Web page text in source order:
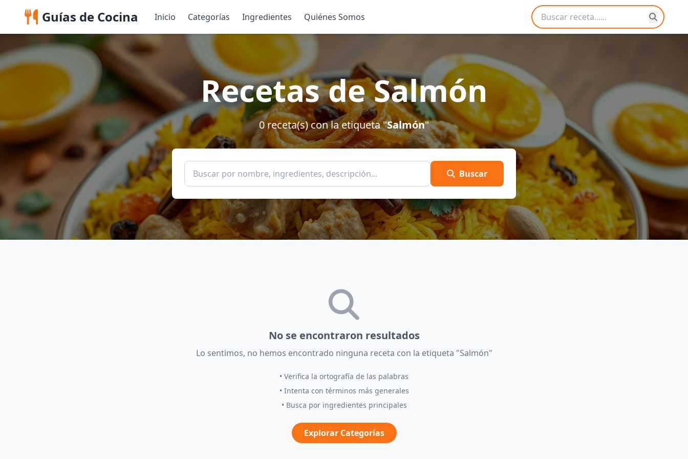
Guías de Cocina Inicio Categorías Ingredientes Quiénes Somos
Recetas de Salmón
0 receta(s) con la etiqueta "Salmón"
Buscar
No se encontraron resultados
Lo sentimos, no hemos encontrado ninguna receta con la etiqueta "Salmón"
• Verifica la ortografía de las palabras
• Intenta con términos más generales
• Busca por ingredientes principales
Explorar Categorías